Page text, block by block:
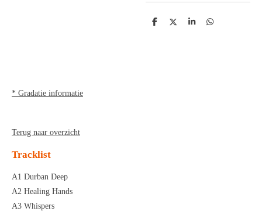
D
D
S
D
* Gradatie informatie
Terug naar overzicht
Tracklist
A1 Durban Deep
A2 Healing Hands
A3 Whispers